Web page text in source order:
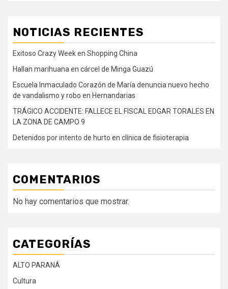
NOTICIAS RECIENTES
Exitoso Crazy Week en Shopping China
Hallan marihuana en cárcel de Minga Guazú
Escuela Inmaculado Corazón de María denuncia nuevo hecho
de vandalismo y robo en Hernandarias
TRÁGICO ACCIDENTE: FALLECE EL FISCAL EDGAR TORALES EN
LA ZONA DE CAMPO 9
Detenidos por intento de hurto en clínica de fisioterapia
COMENTARIOS
No hay comentarios que mostrar.
CATEGORÍAS
ALTO PARANÁ
Cultura